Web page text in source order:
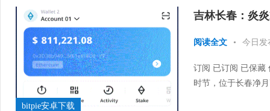
bitpie安卓下载
吉林长春：炎
阅读全文 • 今日发
订阅 已订阅 已保藏
时节，位于长春净